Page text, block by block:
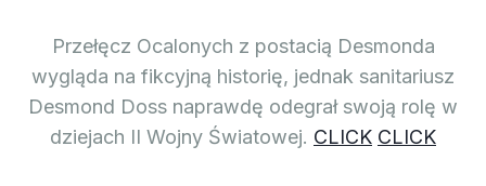
Przełęcz Ocalonych z postacią Desmonda
wygląda na fikcyjną historię, jednak sanitariusz
Desmond Doss naprawdę odegrał swoją rolę w
dziejach II Wojny Światowej. CLICK CLICK